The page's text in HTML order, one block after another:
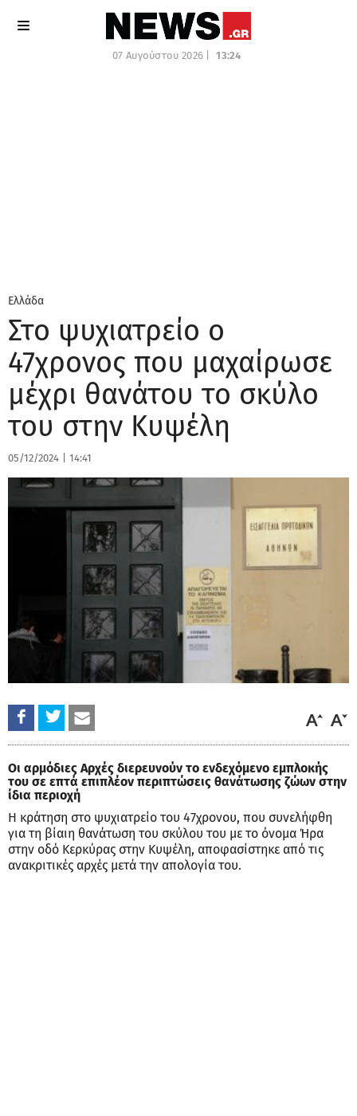
07 Αυγούστου 2026 | 13:24
Ελλάδα
Στο ψυχιατρείο ο
47χρονος που μαχαίρωσε
μέχρι θανάτου το σκύλο
του στην Κυψέλη
05/12/2024 14:41
Οι αρμόδιες Αρχές διερευνούν το ενδεχόμενο εμπλοκής
του σε επτά επιπλέον περιπτώσεις θανάτωσης ζώων στην
ίδια περιοχή
Η κράτηση στο ψυχιατρείο του 47χρονου, που συνελήφθη
για τη βίαιη θανάτωση του σκύλου του με το όνομα Ήρα
στην οδό Κερκύρας στην Κυψέλη, αποφασίστηκε από τις
ανακριτικές αρχές μετά την απολογία του.